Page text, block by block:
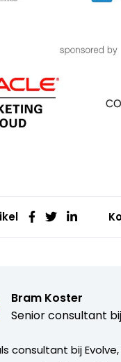
Bram Koster
Senior consultant bij
consultant bij